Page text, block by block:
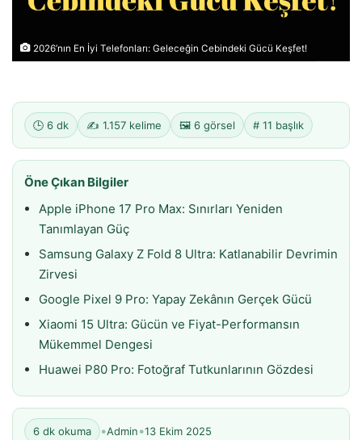
2026’nın En İyi Telefonları: Geleceğin Cebindeki Gücü Keşfet!
🕒 6 dk ✍️ 1.157 kelime 🖼️ 6 görsel # 11 başlık
Öne Çıkan Bilgiler
Apple iPhone 17 Pro Max: Sınırları Yeniden
Tanımlayan Güç
Samsung Galaxy Z Fold 8 Ultra: Katlanabilir Devrimin
Zirvesi
Google Pixel 9 Pro: Yapay Zekânın Gerçek Gücü
Xiaomi 15 Ultra: Gücün ve Fiyat-Performansın
Mükemmel Dengesi
Huawei P80 Pro: Fotoğraf Tutkunlarının Gözdesi
6 dk okuma •Admin•13 Ekim 2025